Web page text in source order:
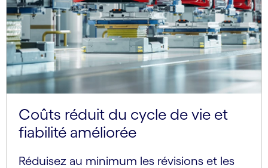
Coûts réduit du cycle de vie et
fiabilité améliorée
Réduisez au minimum les révisions et les